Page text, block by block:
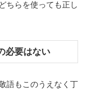
ちらを使っても正し
必要はない
語もこのうえなく丁